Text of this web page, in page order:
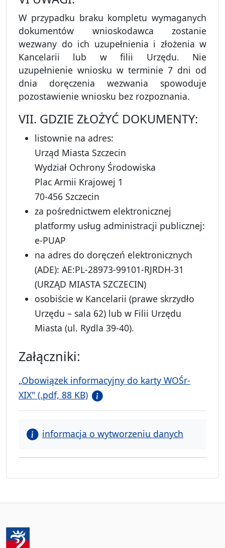
W przypadku braku kompletu wymaganych
dokumentów wnioskodawca zostanie
wezwany do ich uzupełnienia i złożenia w
Kancelarii lub w filii Urzędu. Nie
uzupełnienie wniosku w terminie 7 dni od
dnia doręczenia wezwania spowoduje
pozostawienie wniosku bez rozpoznania.
VII. GDZIE ZŁOŻYĆ DOKUMENTY:
listownie na adres:
Urząd Miasta Szczecin
Wydział Ochrony Środowiska
Plac Armii Krajowej 1
70-456 Szczecin
za pośrednictwem elektronicznej
platformy usług administracji publicznej:
e-PUAP
na adres do doręczeń elektronicznych
(ADE): AE:PL-28973-99101-RJRDH-31
(URZĄD MIASTA SZCZECIN)
osobiście w Kancelarii (prawe skrzydło
Urzędu – sala 62) lub w Filii Urzędu
Miasta (ul. Rydla 39-40).
Załączniki:
„Obowiązek informacyjny do karty WOŚr-
XIX" (.pdf, 88 KB)
informacja o wytworzeniu danych